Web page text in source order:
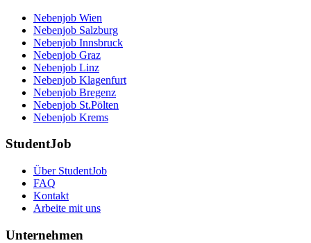
Nebenjob Wien
Nebenjob Salzburg
Nebenjob Innsbruck
Nebenjob Graz
Nebenjob Linz
Nebenjob Klagenfurt
Nebenjob Bregenz
Nebenjob St.Pölten
Nebenjob Krems
StudentJob
Über StudentJob
FAQ
Kontakt
Arbeite mit uns
Unternehmen